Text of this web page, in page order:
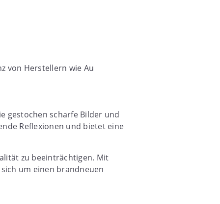
von Herstellern wie Au
gestochen scharfe Bilder und
Reflexionen und bietet eine
zu beeinträchtigen. Mit
um einen brandneuen